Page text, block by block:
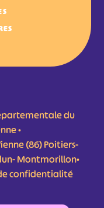
du
•
(86) Poitiers-
Montmorillon•
confidentialité